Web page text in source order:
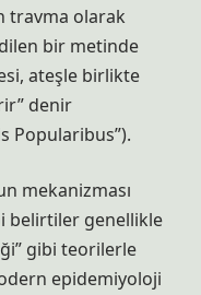
travma olarak
bir metinde
ateşle birlikte
denir
Popularibus”).
mekanizması
belirtiler genellikle
gibi teorilerle
epidemiyoloji